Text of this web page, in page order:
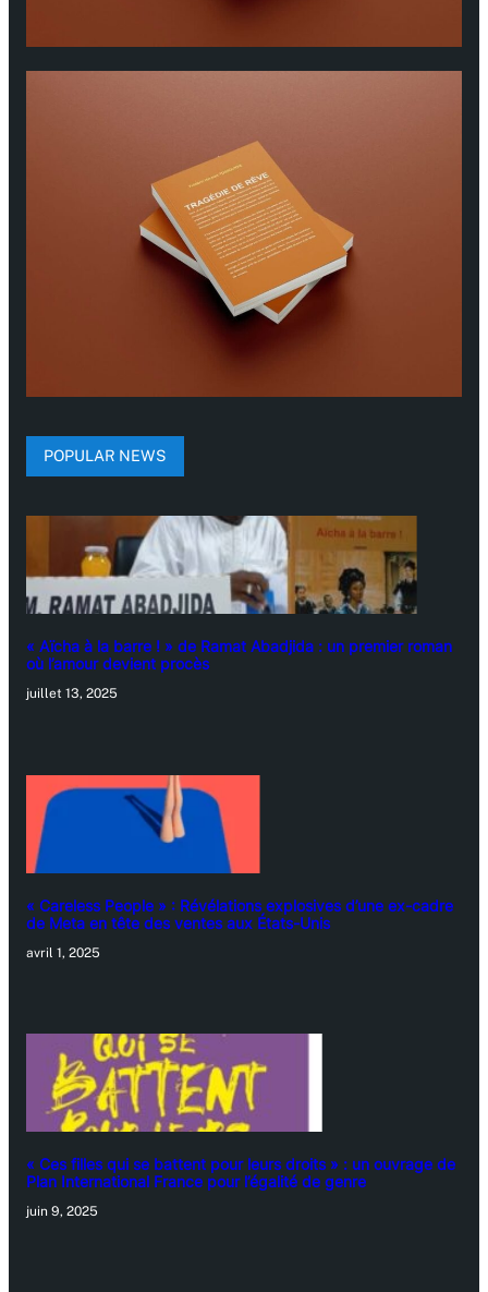
POPULAR NEWS
« Aïcha à la barre ! » de Ramat Abadjida : un premier roman
où l’amour devient procès
juillet 13, 2025
« Careless People » : Révélations explosives d’une ex-cadre
de Meta en tête des ventes aux États-Unis
avril 1, 2025
« Ces filles qui se battent pour leurs droits » : un ouvrage de
Plan International France pour l’égalité de genre
juin 9, 2025